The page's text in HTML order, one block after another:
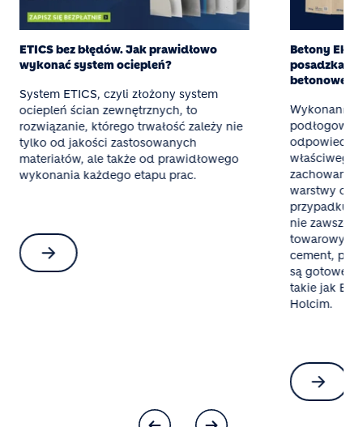
ETICS bez błędów. Jak prawidłowo
wykonać system ociepleń?
System ETICS, czyli złożony system
ociepleń ścian zewnętrznych, to
rozwiązanie, którego trwałość zależy nie
tylko od jakości zastosowanych
materiałów, ale także od prawidłowego
wykonania każdego etapu prac.
Betony
posadzka z
betonowej
Wykonanie
właściwego
zachowania
warstwy
przypadku
nie zawsze
towarowy
cement,
są gotowe
takie jak
Holcim.